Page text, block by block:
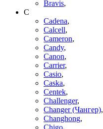
Bravis,
C
Cadena,
Calcell,
Cameron,
Candy,
Canon,
Carrier,
Casio,
Caska,
Centek,
Challenger,
Changer (Чангер),
Changhong,
Chigo,